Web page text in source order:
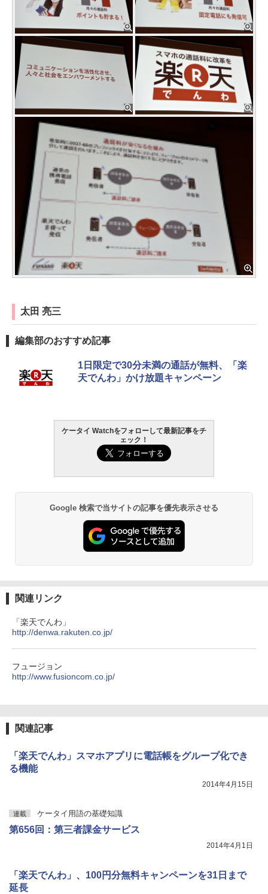
太田 亮三
編集部のおすすめ記事
1日限定で30分未満の通話が無料、「楽
天でんわ」かけ放題キャンペーン
ケータイ Watchをフォローして最新記事をチ
ェック！
Google 検索で当サイトの記事を優先表示させる
関連リンク
「楽天でんわ」
http://denwa.rakuten.co.jp/
フュージョン
http://www.fusioncom.co.jp/
関連記事
「楽天でんわ」スマホアプリに電話帳をグループ化でき
る機能
2014年4月15日
連載 ケータイ用語の基礎知識
第656回：第三者課金サービス
2014年4月1日
「楽天でんわ」、100円分無料キャンペーンを31日まで
延長